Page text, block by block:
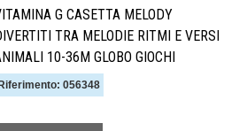
G CASETTA MELODY
TRA MELODIE RITMI E VERSI
10-36M GLOBO GIOCHI
056348